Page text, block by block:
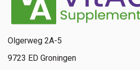
Olgerweg 2A-5
9723 ED Groningen